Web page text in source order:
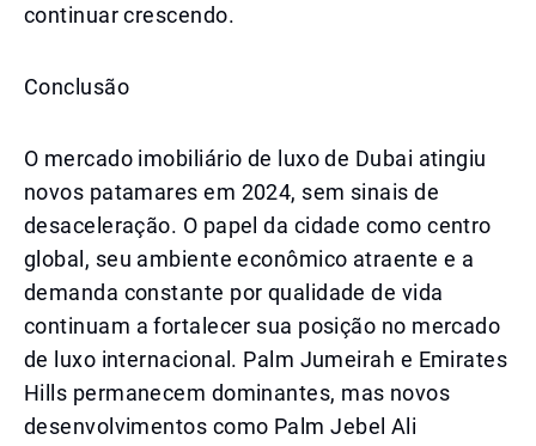
continuar crescendo.
Conclusão
O mercado imobiliário de luxo de Dubai atingiu
novos patamares em 2024, sem sinais de
desaceleração. O papel da cidade como centro
global, seu ambiente econômico atraente e a
demanda constante por qualidade de vida
continuam a fortalecer sua posição no mercado
de luxo internacional. Palm Jumeirah e Emirates
Hills permanecem dominantes, mas novos
desenvolvimentos como Palm Jebel Ali